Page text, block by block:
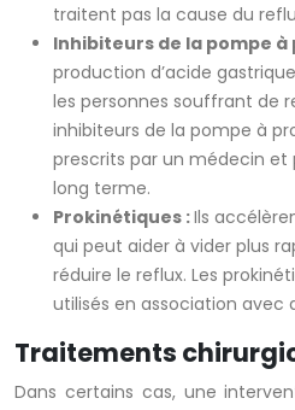
traitent pas la cause du
Inhibiteurs de la pompe à
production d’acide
les personnes souffrant de
inhibiteurs de la pompe à
prescrits par un médecin et
long terme.
Prokinétiques :Ils
qui peut aider à vider plus
réduire le reflux. Les
utilisés en association avec
Traitements
Dans certains cas, une